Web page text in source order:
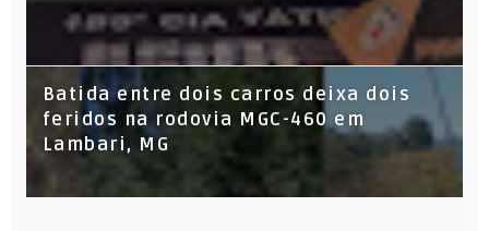
Batida entre dois carros deixa dois
feridos na rodovia MGC-460 em
Lambari, MG